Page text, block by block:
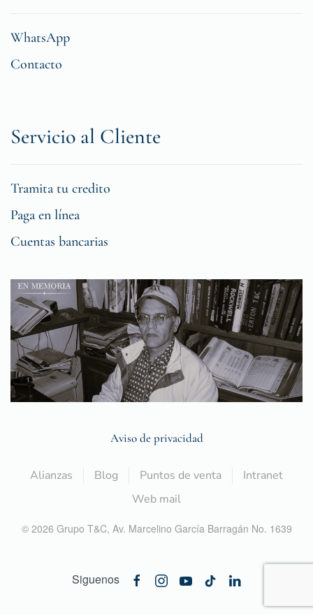
WhatsApp
Contacto
Servicio al Cliente
Tramita tu credito
Paga en línea
Cuentas bancarias
Aviso de privacidad
Alianzas Blog Puntos de venta
Intranet
Web mail
© 2026 Grupo T&C, Av. Marcelino García Barragán No. 1639
Siguenos